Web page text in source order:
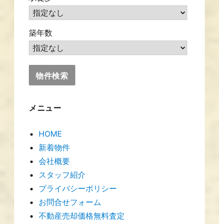
築年数
メニュー
HOME
新着物件
会社概要
スタッフ紹介
プライバシーポリシー
お問合せフォーム
不動産売却価格無料査定